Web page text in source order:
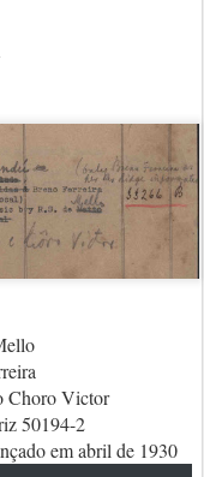
Choro Victor
50194-2
em abril de 1930